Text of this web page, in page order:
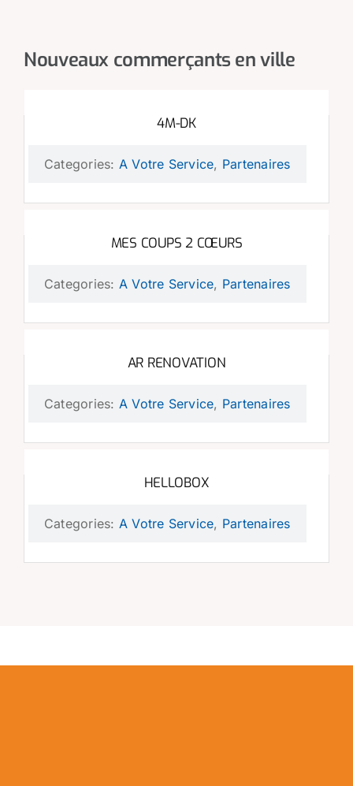
Nouveaux commerçants en ville
4M-DK
Categories: A Votre Service, Partenaires
MES COUPS 2 CŒURS
Categories: A Votre Service, Partenaires
AR RENOVATION
Categories: A Votre Service, Partenaires
HELLOBOX
Categories: A Votre Service, Partenaires